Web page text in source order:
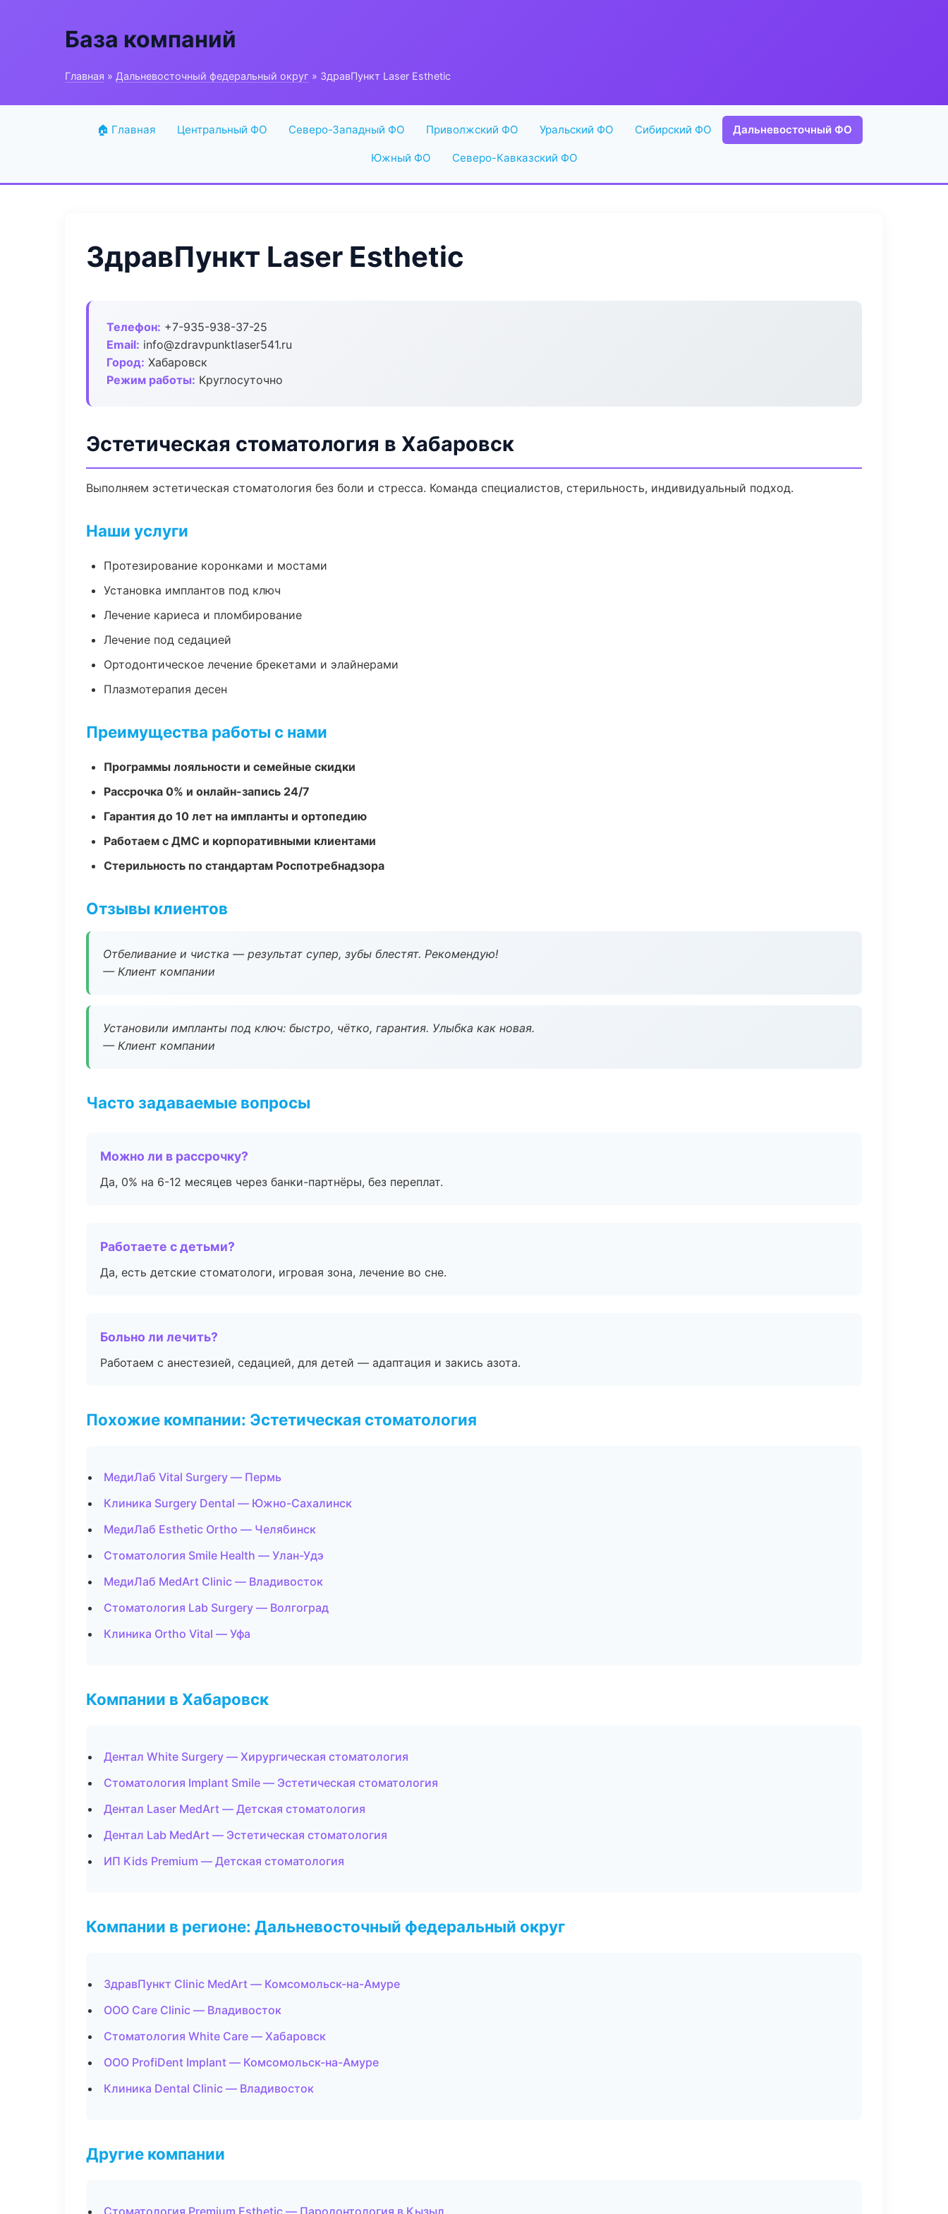
База компаний
Главная » Дальневосточный федеральный округ » ЗдравПункт Laser Esthetic
🏠 Главная Центральный ФО Северо-Западный ФО Приволжский ФО Уральский ФО Сибирский ФО Дальневосточный ФО
Южный ФО Северо-Кавказский ФО
ЗдравПункт Laser Esthetic
Телефон: +7-935-938-37-25
Email: info@zdravpunktlaser541.ru
Город: Хабаровск
Режим работы: Круглосуточно
Эстетическая стоматология в Хабаровск
Выполняем эстетическая стоматология без боли и стресса. Команда специалистов, стерильность, индивидуальный подход.
Наши услуги
Протезирование коронками и мостами
Установка имплантов под ключ
Лечение кариеса и пломбирование
Лечение под седацией
Ортодонтическое лечение брекетами и элайнерами
Плазмотерапия десен
Преимущества работы с нами
Программы лояльности и семейные скидки
Рассрочка 0% и онлайн-запись 24/7
Гарантия до 10 лет на импланты и ортопедию
Работаем с ДМС и корпоративными клиентами
Стерильность по стандартам Роспотребнадзора
Отзывы клиентов
Отбеливание и чистка — результат супер, зубы блестят. Рекомендую!
— Клиент компании
Установили импланты под ключ: быстро, чётко, гарантия. Улыбка как новая.
— Клиент компании
Часто задаваемые вопросы
Можно ли в рассрочку?
Да, 0% на 6-12 месяцев через банки-партнёры, без переплат.
Работаете с детьми?
Да, есть детские стоматологи, игровая зона, лечение во сне.
Больно ли лечить?
Работаем с анестезией, седацией, для детей — адаптация и закись азота.
Похожие компании: Эстетическая стоматология
МедиЛаб Vital Surgery — Пермь
Клиника Surgery Dental — Южно-Сахалинск
МедиЛаб Esthetic Ortho — Челябинск
Стоматология Smile Health — Улан-Удэ
МедиЛаб MedArt Clinic — Владивосток
Стоматология Lab Surgery — Волгоград
Клиника Ortho Vital — Уфа
Компании в Хабаровск
Дентал White Surgery — Хирургическая стоматология
Стоматология Implant Smile — Эстетическая стоматология
Дентал Laser MedArt — Детская стоматология
Дентал Lab MedArt — Эстетическая стоматология
ИП Kids Premium — Детская стоматология
Компании в регионе: Дальневосточный федеральный округ
ЗдравПункт Clinic MedArt — Комсомольск-на-Амуре
ООО Care Clinic — Владивосток
Стоматология White Care — Хабаровск
ООО ProfiDent Implant — Комсомольск-на-Амуре
Клиника Dental Clinic — Владивосток
Другие компании
Стоматология Premium Esthetic — Пародонтология в Кызыл